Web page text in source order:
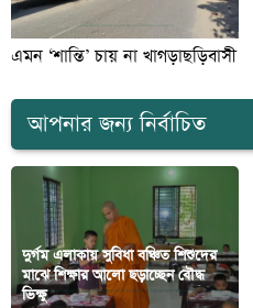
এমন ‘শান্তি’ চায় না খাগড়াছড়িবাসী
আপনার জন্য নির্বাচিত
দুর্গম এলাকায় সুবিধা বঞ্চিত শিশুদের
মাঝে শিক্ষার আলো ছড়াচ্ছেন বৌদ্ধ
ভিক্ষু